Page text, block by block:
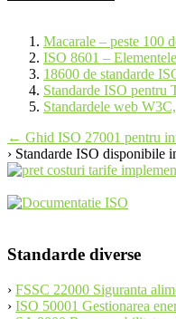
Macarale – peste 100
ISO 8601 –
18600 de standarde
Standarde ISO pentru
Standardele web
Post
navigation
← Ghid ISO 27001 pentru
› Standarde ISO disponibile
Standarde diverse
› FSSC 22000 Siguranta
› ISO 50001 Gestionarea